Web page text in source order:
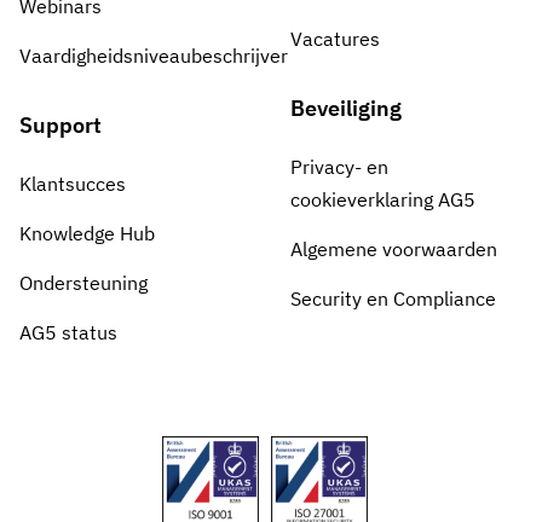
Webinars
Vaardigheidsniveaubeschrijver
Support
Klantsucces
Knowledge Hub
Ondersteuning
AG5 status
Vacatures
Beveiliging
Privacy- en
cookieverklaring AG5
Algemene voorwaarden
Security en Compliance